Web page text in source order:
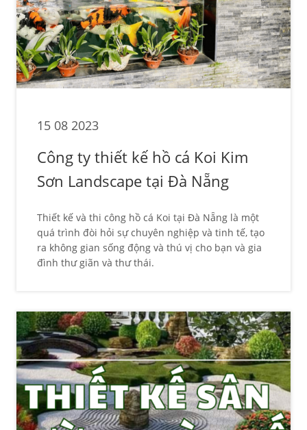
15 08 2023
Công ty thiết kế hồ cá Koi Kim
Sơn Landscape tại Đà Nẵng
Thiết kế và thi công hồ cá Koi tại Đà Nẵng là một
quá trình đòi hỏi sự chuyên nghiệp và tinh tế, tạo
ra không gian sống động và thú vị cho bạn và gia
đình thư giãn và thư thái.